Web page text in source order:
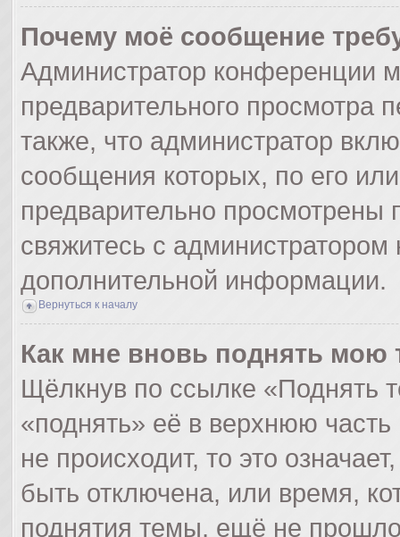
Почему моё сообщение
Администратор конференции
предварительного просмотра
также, что администратор
сообщения которых, по его
предварительно просмотрены
свяжитесь с
дополнительной информации.
Вернуться к началу
Как мне вновь поднять мою
Щёлкнув по ссылке «Поднять
«поднять» её в верхнюю
не происходит, то это
быть отключена, или время,
поднятия темы, ещё не